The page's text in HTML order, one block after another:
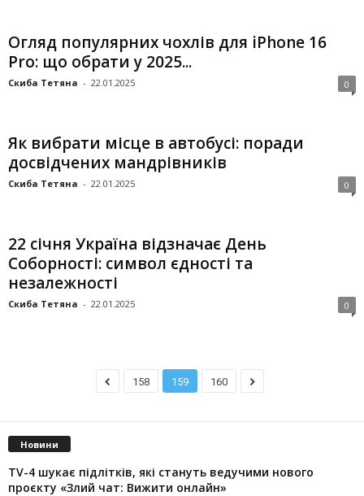
Огляд популярних чохлів для iPhone 16
Pro: що обрати у 2025...
Скиба Тетяна - 22.01.2025 0
Як вибрати місце в автобусі: поради
досвідчених мандрівників
Скиба Тетяна - 22.01.2025 0
22 січня Україна відзначає День
Соборності: символ єдності та
незалежності
Скиба Тетяна - 22.01.2025 0
158 159 160
Новини
TV-4 шукає підлітків, які стануть ведучими нового
проєкту «Злий чат: Вижити онлайн»